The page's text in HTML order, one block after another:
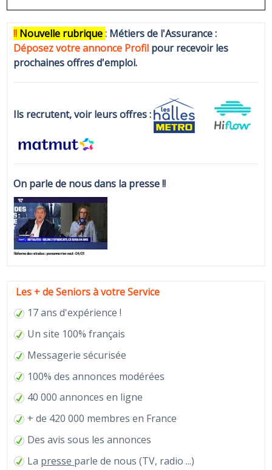
!! Nouvelle rubrique: Métiers de l'Assurance :
Déposez votre annonce Profil pour recevoir les
prochaines offres d'emploi.
Ils recrutent, voir leurs offres :
On parle de nous dans la presse !!
Les + de Seniors à votre Service
17 ans d'expérience !
Un site 100% français
Messagerie sécurisée
100% des annonces modérées
40 000 annonces en ligne
+ de 420 000 membres en France
Des avis sous les annonces
La presse parle de nous (TV, radio ...)